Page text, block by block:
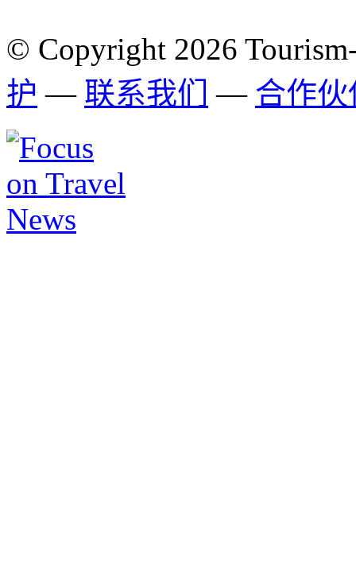
© Copyright 2026
护 — 联系我们 — 合作伙